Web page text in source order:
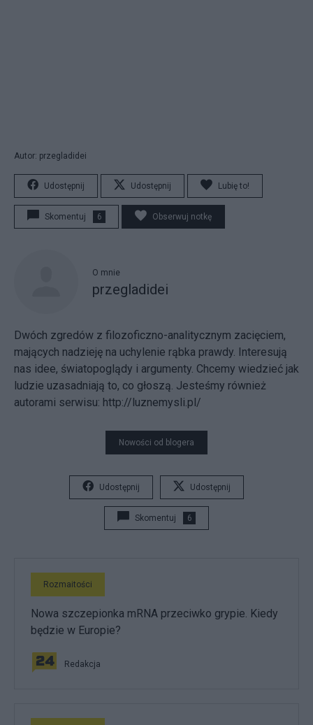
Autor: przegladidei
Udostępnij Udostępnij Lubię to!
Skomentuj 6 Obserwuj notkę
O mnie
przegladidei
Dwóch zgredów z filozoficzno-analitycznym zacięciem,
mających nadzieję na uchylenie rąbka prawdy. Interesują
nas idee, światopoglądy i argumenty. Chcemy wiedzieć jak
ludzie uzasadniają to, co głoszą. Jesteśmy również
autorami serwisu: http://luznemysli.pl/
Nowości od blogera
Udostępnij Udostępnij
Skomentuj 6
Rozmaitości
Nowa szczepionka mRNA przeciwko grypie. Kiedy
będzie w Europie?
Redakcja